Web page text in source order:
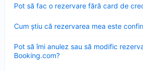
Pot să fac o rezervare fără card de
închis
Cum ştiu că rezervarea mea este
închis
Pot să îmi anulez sau să modific
Booking.com?
închis